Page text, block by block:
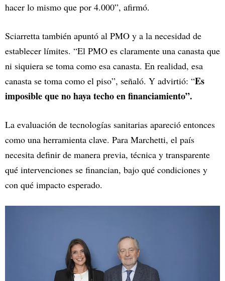
hacer lo mismo que por 4.000”, afirmó.
Sciarretta también apuntó al PMO y a la necesidad de
establecer límites. “El PMO es claramente una canasta que
ni siquiera se toma como esa canasta. En realidad, esa
canasta se toma como el piso”, señaló. Y advirtió: “Es
imposible que no haya techo en financiamiento”.
La evaluación de tecnologías sanitarias apareció entonces
como una herramienta clave. Para Marchetti, el país
necesita definir de manera previa, técnica y transparente
qué intervenciones se financian, bajo qué condiciones y
con qué impacto esperado.